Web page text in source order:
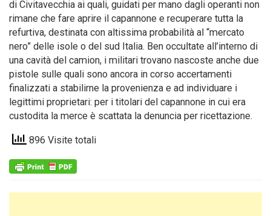
di Civitavecchia ai quali, guidati per mano dagli operanti non
rimane che fare aprire il capannone e recuperare tutta la
refurtiva, destinata con altissima probabilità al “mercato
nero” delle isole o del sud Italia. Ben occultate all’interno di
una cavità del camion, i militari trovano nascoste anche due
pistole sulle quali sono ancora in corso accertamenti
finalizzati a stabilirne la provenienza e ad individuare i
legittimi proprietari: per i titolari del capannone in cui era
custodita la merce è scattata la denuncia per ricettazione.
896 Visite totali